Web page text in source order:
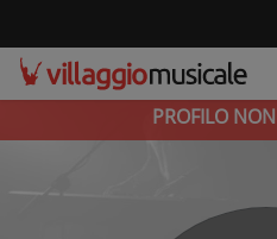
PROFILO